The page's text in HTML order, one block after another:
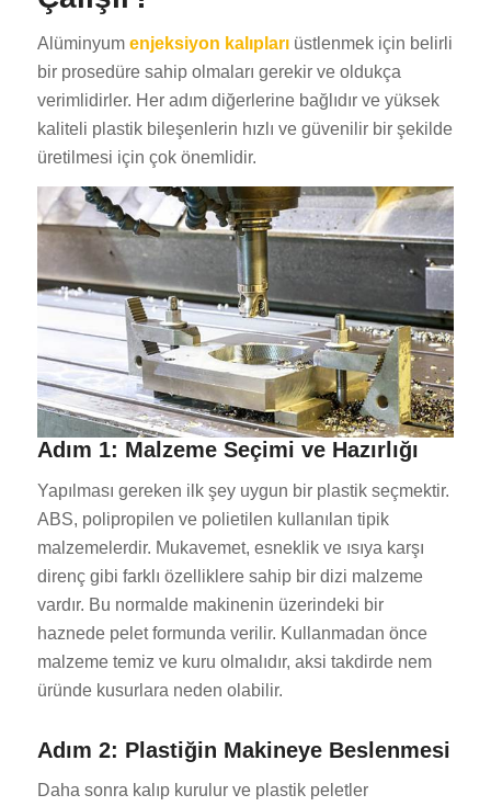
Alüminyum enjeksiyon kalıplarıüstlenmek için belirli
bir prosedüre sahip olmaları gerekir ve oldukça
verimlidirler. Her adım diğerlerine bağlıdır ve yüksek
kaliteli plastik bileşenlerin hızlı ve güvenilir bir şekilde
üretilmesi için çok önemlidir.
Adım 1: Malzeme Seçimi ve Hazırlığı
Yapılması gereken ilk şey uygun bir plastik seçmektir.
ABS, polipropilen ve polietilen kullanılan tipik
malzemelerdir. Mukavemet, esneklik ve ısıya karşı
direnç gibi farklı özelliklere sahip bir dizi malzeme
vardır. Bu normalde makinenin üzerindeki bir
haznede pelet formunda verilir. Kullanmadan önce
malzeme temiz ve kuru olmalıdır, aksi takdirde nem
üründe kusurlara neden olabilir.
Adım 2: Plastiğin Makineye Beslenmesi
Daha sonra kalıp kurulur ve plastik peletler